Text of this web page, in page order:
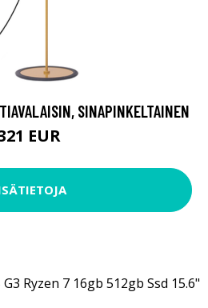
SINAPINKELTAINEN
EUR